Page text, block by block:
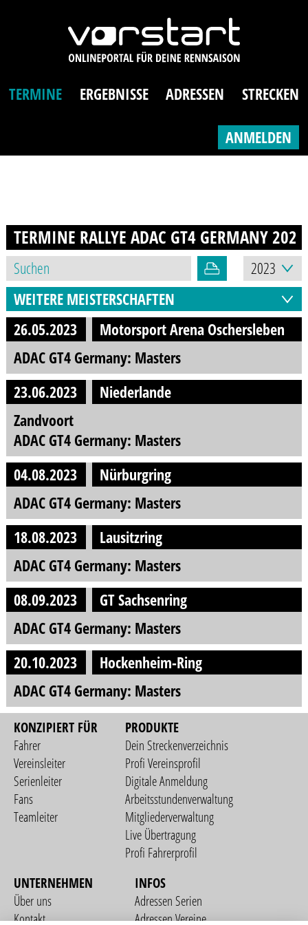
TERMINE ERGEBNISSE ADRESSEN STRECKEN
ANMELDEN
TERMINE RALLYE ADAC GT4 GERMANY2023
WEITERE MEISTERSCHAFTEN
26.05.2023
Motorsport Arena Oschersleben
ADAC GT4 Germany: Masters
23.06.2023
Niederlande
Zandvoort
ADAC GT4 Germany: Masters
04.08.2023
Nürburgring
ADAC GT4 Germany: Masters
18.08.2023
Lausitzring
ADAC GT4 Germany: Masters
08.09.2023
GT Sachsenring
ADAC GT4 Germany: Masters
20.10.2023
Hockenheim-Ring
ADAC GT4 Germany: Masters
KONZIPIERT FÜR
Fahrer
Vereinsleiter
Serienleiter
Fans
Teamleiter
PRODUKTE
Dein Streckenverzeichnis
Profi Vereinsprofil
Digitale Anmeldung
Arbeitsstundenverwaltung
Mitgliederverwaltung
Live Übertragung
Profi Fahrerprofil
UNTERNEHMEN
Über uns
Kontakt
INFOS
Adressen Serien
Adressen Vereine